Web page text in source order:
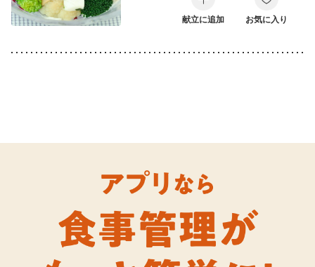
献立に追加 お気に入り